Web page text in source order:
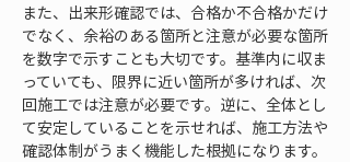
また、出来形確認では、合格か不合格かだけ
でなく、余裕のある箇所と注意が必要な箇所
を数字で示すことも大切です。基準内に収ま
っていても、限界に近い箇所が多ければ、次
回施工では注意が必要です。逆に、全体とし
て安定していることを示せれば、施工方法や
確認体制がうまく機能した根拠になります。